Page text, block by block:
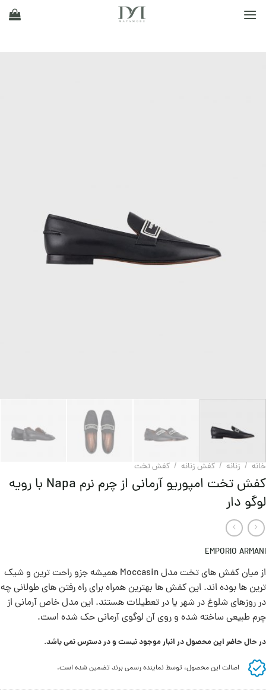
خانه / زنانه / کفش زنانه / کفش تخت
کفش تخت امپوریو آرمانی از چرم نرم Napa با رویه
لوگو دار
EMPORIO ARMANI
از میان کفش های تخت مدل Moccasin همیشه جزو راحت ترین و شیک
ترین ها بوده اند. اين کفش ها بهترین همراه برای راه رفتن های طولانی چه
در روزهای شلوغ در شهر یا در تعطیلات هستند. این مدل خاص آرمانی از
چرم طبیعی ساخته شده و روی آن لوگوی آرمانی حک شده است.
در حال حاضر این محصول در انبار موجود نیست و در دسترس نمی باشد.
اصالت این محصول، توسط نماینده رسمی برند تضمین شده است.